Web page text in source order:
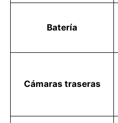
Batería
Cámaras traseras